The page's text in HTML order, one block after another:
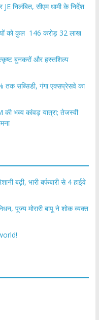
निलंबित, सीएम धामी के निर्देश
को कुल 146 करोड़ 32 लाख
बुनकरों और हस्तशिल्प
तक सब्सिडी, गंगा एक्सप्रेसवे का
की भव्य कांवड़ यात्रा; तेजस्वी
बढ़ी, भारी बर्फबारी से 4 हाईवे
पूज्य मोरारी बापू ने शोक व्यक्त